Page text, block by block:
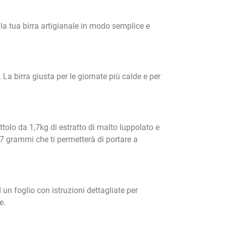
tua birra artigianale in modo semplice e
La birra giusta per le giornate più calde e per
da 1,7kg di estratto di malto luppolato e
grammi che ti permetterà di portare a
un foglio con istruzioni dettagliate per